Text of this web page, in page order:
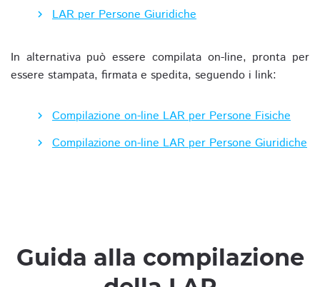
LAR per Persone Giuridiche
In alternativa può essere compilata on-line, pronta per
essere stampata, firmata e spedita, seguendo i link:
Compilazione on-line LAR per Persone Fisiche
Compilazione on-line LAR per Persone Giuridiche
Guida alla compilazione